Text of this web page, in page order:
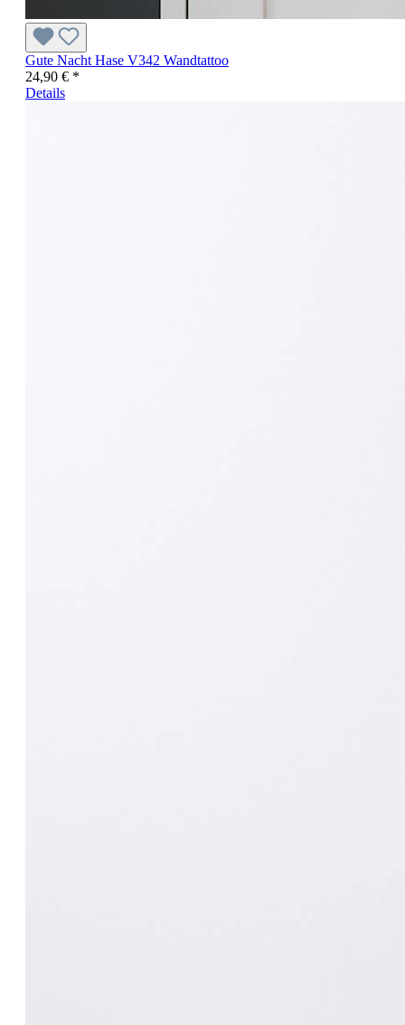
Gute Nacht Hase V342 Wandtattoo
24,90 € *
Details